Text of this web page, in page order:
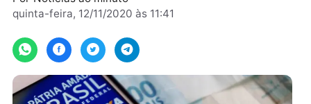
Por
Notícias ao minuto
quinta-feira, 12/11/2020 às 11:41